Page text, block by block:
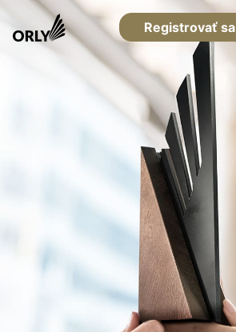
Registrovať sa